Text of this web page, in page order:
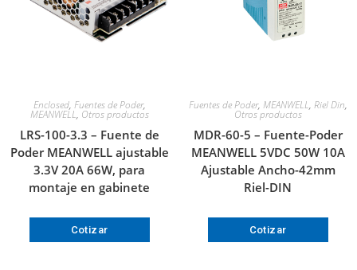
Enclosed, Fuentes de Poder,
MEANWELL, Otros productos
LRS-100-3.3 – Fuente de
Poder MEANWELL ajustable
3.3V 20A 66W, para
montaje en gabinete
Cotizar
Fuentes de Poder, MEANWELL, Riel Din,
Otros productos
MDR-60-5 – Fuente-Poder
MEANWELL 5VDC 50W 10A
Ajustable Ancho-42mm
Riel-DIN
Cotizar